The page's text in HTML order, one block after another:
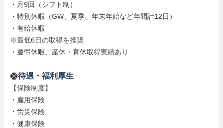
・月9回（シフト制）
・特別休暇（GW、夏季、年末年始など年間計12日）
・有給休暇
※最低6日の取得を推奨
・慶弔休暇、産休・育休取得実績あり
待遇・福利厚生
【保険制度】
・雇用保険
・労災保険
・健康保険